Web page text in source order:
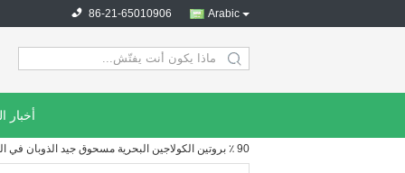
Arabic
86-21-65010906
search
أخبار
90 ٪ بروتين الكولاجين البحرية مسحوق جيد الذوبان في المياه المتاحة